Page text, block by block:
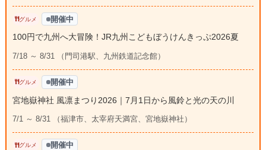
グルメ 開催中
100円で九州へ大冒険！JR九州こどもぼうけんきっぷ2026夏
7/18 ～ 8/31 （門司港駅、九州鉄道記念館）
グルメ 開催中
宮地嶽神社 風凛まつり2026｜7月1日から風鈴と光の天の川
7/1 ～ 8/31 （福津市、太宰府天満宮、宮地嶽神社）
グルメ 開催中